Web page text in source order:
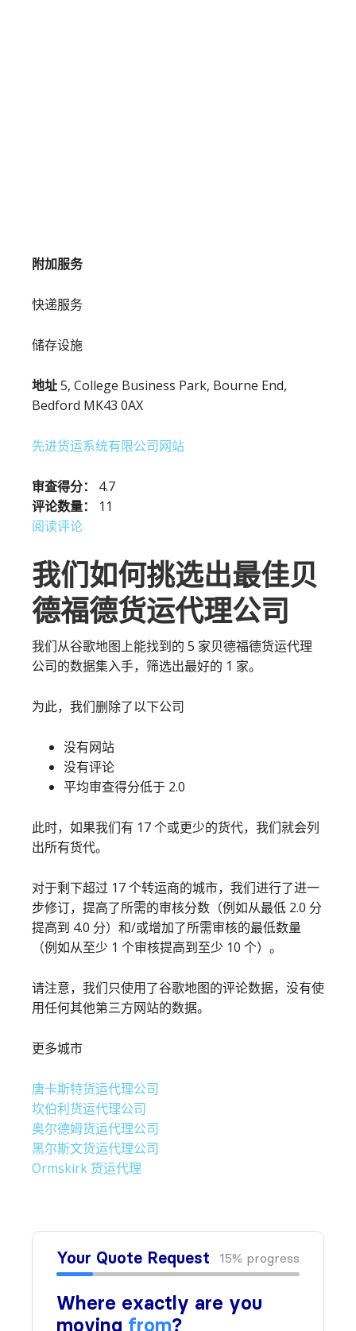
附加服务
快递服务
储存设施
地址5, College Business Park, Bourne End,
Bedford MK43 0AX
先进货运系统有限公司网站
审查得分： 4.7
评论数量：
11
阅读评论
我们如何挑选出最佳贝
德福德货运代理公司
我们从谷歌地图上能找到的 5 家贝德福德货运代理
公司的数据集入手，筛选出最好的 1 家。
为此，我们删除了以下公司
没有网站
没有评论
平均审查得分低于 2.0
此时，如果我们有 17 个或更少的货代，我们就会列
出所有货代。
对于剩下超过 17 个转运商的城市，我们进行了进一
步修订，提高了所需的审核分数（例如从最低 2.0 分
提高到 4.0 分）和/或增加了所需审核的最低数量
（例如从至少 1 个审核提高到至少 10 个）。
请注意，我们只使用了谷歌地图的评论数据，没有使
用任何其他第三方网站的数据。
更多城市
唐卡斯特货运代理公司
坎伯利货运代理公司
奥尔德姆货运代理公司
黑尔斯文货运代理公司
Ormskirk 货运代理